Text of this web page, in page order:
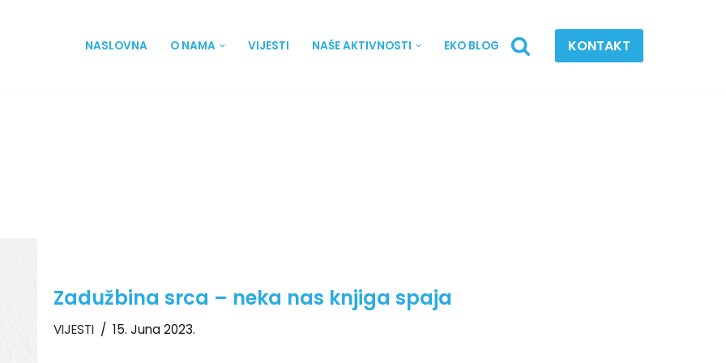
NASLOVNA O NAMA VIJESTI NAŠE AKTIVNOSTI EKO BLOG KONTAKT
Zadužbina srca – neka nas knjiga spaja
VIJESTI 15. Juna 2023.